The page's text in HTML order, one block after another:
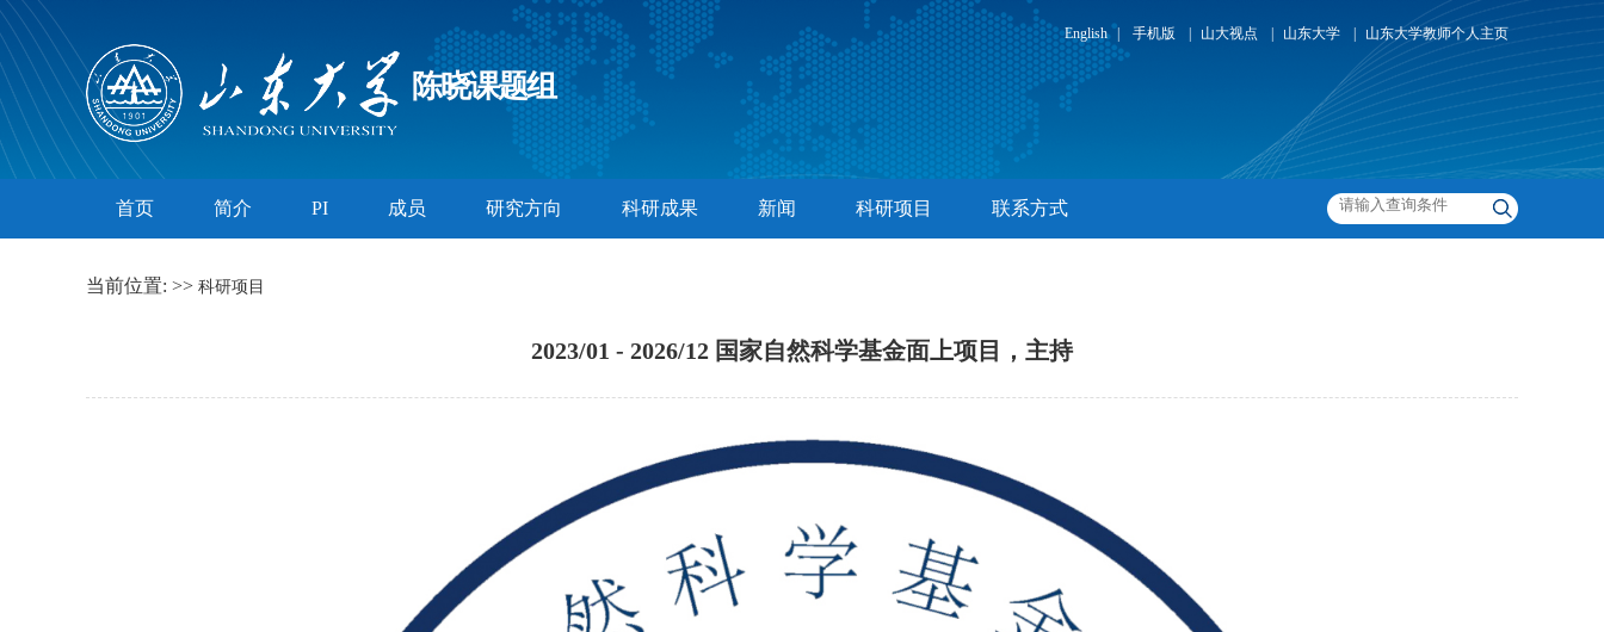
English 手机版 山大视点 山东大学 山东大学教师个人主页
陈晓课题组
首页 简介 PI 成员 研究方向 科研成果 新闻 科研项目 联系方式
当前位置: >> 科研项目
2023/01 - 2026/12 国家自然科学基金面上项目，主持